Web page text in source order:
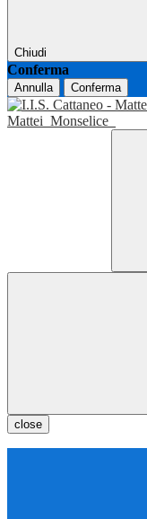
Chiudi
Conferma
Annulla Conferma
Mattei Monselice
close